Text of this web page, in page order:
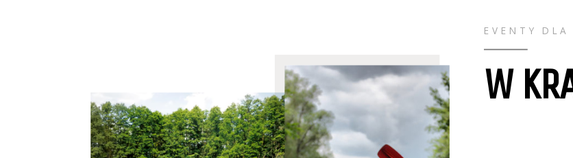
EVENTY DLA
W